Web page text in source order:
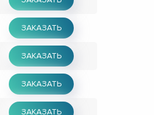
ЗАКАЗАТЬ
ЗАКАЗАТЬ
ЗАКАЗАТЬ
ЗАКАЗАТЬ